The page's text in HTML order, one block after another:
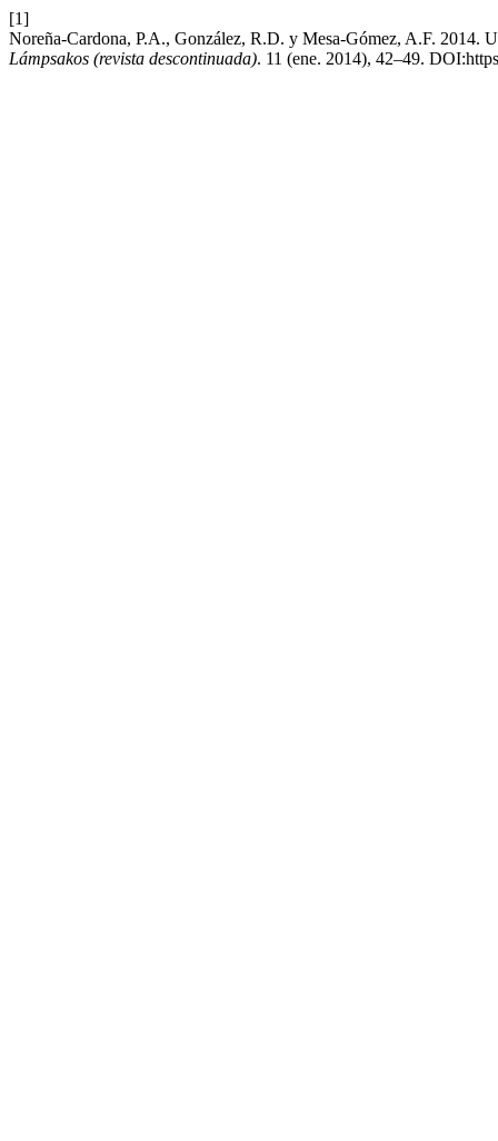
[1]
Noreña-Cardona, P.A., González, R.D. y Mesa-Gómez, A.F. 2014.
Lámpsakos (revista descontinuada). 11 (ene. 2014), 42–49.